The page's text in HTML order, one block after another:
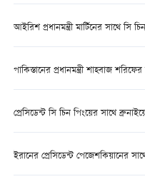
আইরিশ প্রধানমন্ত্রী মার্টিনের সাথে সি
পাকিস্তানের প্রধানমন্ত্রী শাহবাজ
প্রেসিডেন্ট সি চিন পিংয়ের সাথে
ইরানের প্রেসিডেন্ট পেজেশকিয়ানের